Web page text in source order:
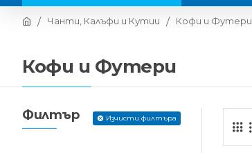
Чанти, Калъфи и Кутии Кофи и Футери
Кофи и Футери
Филтър Изчисти филтъра